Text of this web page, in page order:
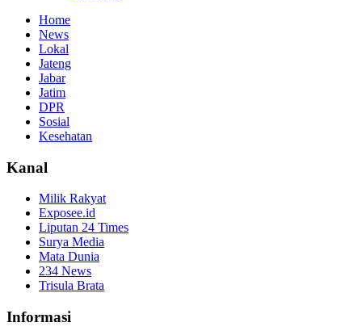
Home
News
Lokal
Jateng
Jabar
Jatim
DPR
Sosial
Kesehatan
Kanal
Milik Rakyat
Exposee.id
Liputan 24 Times
Surya Media
Mata Dunia
234 News
Trisula Brata
Informasi